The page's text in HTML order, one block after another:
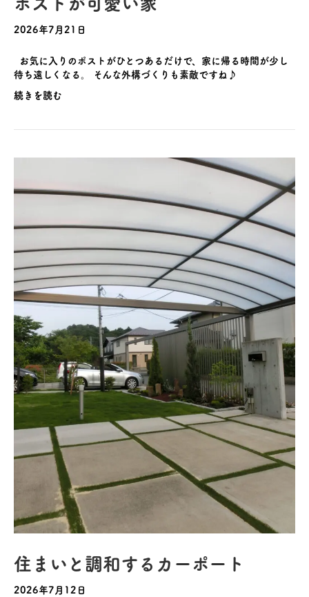
2026年7月21日
お気に入りのポストがひとつあるだけで、家に帰る時間が少し
待ち遠しくなる。 そんな外構づくりも素敵ですね♪
続きを読む
住まいと調和するカーポート
2026年7月12日